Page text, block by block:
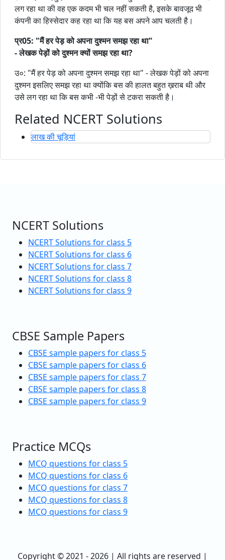
लग रहा था की वह एक कदम भी चल नहीं सकती है, इसके बावजूद भी
कंपनी का हिस्सेदार कह रहा था कि यह बस अपने आप चलती है।
प्र05: "मैंहरपेड़कोअपनादुश्मनसमझरहाथा"
-लेखकपेड़ोंकोदुश्मनक्योंसमझरहाथा?
उ०: "मैं हर पेड़ को अपना दुश्मन समझ रहा था" - लेखक पेड़ों को अपना
दुश्मन इसलिए समझ रहा था क्योंकि बस की हालत बहुत ख़राब थी और
उसे लग रहा था कि बस कभी -भी पेड़ों से टकरा सकती है।
Related NCERT Solutions
लाख की चूड़ियां
NCERT Solutions
NCERT Solutions for class 5
NCERT Solutions for class 6
NCERT Solutions for class 7
NCERT Solutions for class 8
NCERT Solutions for class 9
CBSE Sample Papers
CBSE sample papers for class 5
CBSE sample papers for class 6
CBSE sample papers for class 7
CBSE sample papers for class 8
CBSE sample papers for class 9
Practice MCQs
MCQ questions for class 5
MCQ questions for class 6
MCQ questions for class 7
MCQ questions for class 8
MCQ questions for class 9
Copyright © 2021 - 2026 | All rights are reserved |